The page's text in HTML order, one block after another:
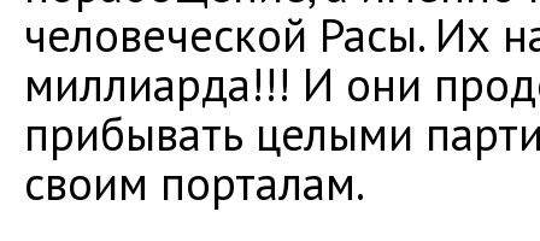
человеческой Расы. Их
миллиарда!!! И они
прибывать целыми
своим порталам.